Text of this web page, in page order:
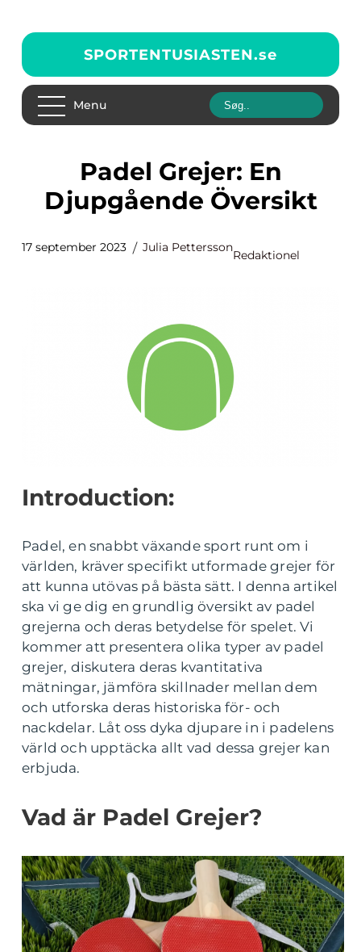
SPORTENTUSIASTEN.se
Menu
Padel Grejer: En
Djupgående Översikt
17 september 2023 Julia Pettersson
Redaktionel
Introduction:
Padel, en snabbt växande sport runt om i
världen, kräver specifikt utformade grejer för
att kunna utövas på bästa sätt. I denna artikel
ska vi ge dig en grundlig översikt av padel
grejerna och deras betydelse för spelet. Vi
kommer att presentera olika typer av padel
grejer, diskutera deras kvantitativa
mätningar, jämföra skillnader mellan dem
och utforska deras historiska för- och
nackdelar. Låt oss dyka djupare in i padelens
värld och upptäcka allt vad dessa grejer kan
erbjuda.
Vad är Padel Grejer?